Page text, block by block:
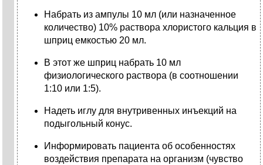
Набрать из ампулы 10 мл (или назначенное
количество) 10% раствора хлористого кальция в
шприц емкостью 20 мл.
В этот же шприц набрать 10 мл
физиологического раствора (в соотношении
1:10 или 1:5).
Надеть иглу для внутривенных инъекций на
подыгольный конус.
Информировать пациента об особенностях
воздействия препарата на организм (чувство